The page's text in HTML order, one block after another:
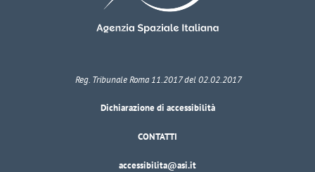
Reg. Tribunale Roma 11.2017 del 02.02.2017
Dichiarazione di accessibilità
CONTATTI
accessibilita@asi.it